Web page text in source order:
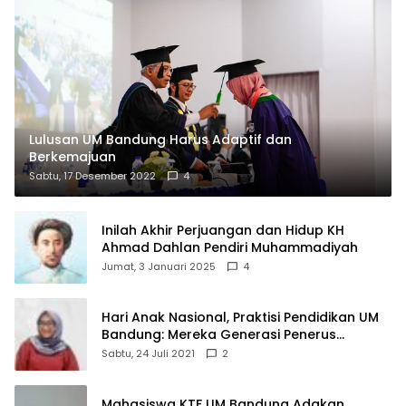
Lulusan UM Bandung Harus Adaptif dan
Berkemajuan
Sabtu, 17 Desember 2022 4
Inilah Akhir Perjuangan dan Hidup KH
Ahmad Dahlan Pendiri Muhammadiyah
Jumat, 3 Januari 2025 4
Hari Anak Nasional, Praktisi Pendidikan UM
Bandung: Mereka Generasi Penerus
Bangsa
Sabtu, 24 Juli 2021 2